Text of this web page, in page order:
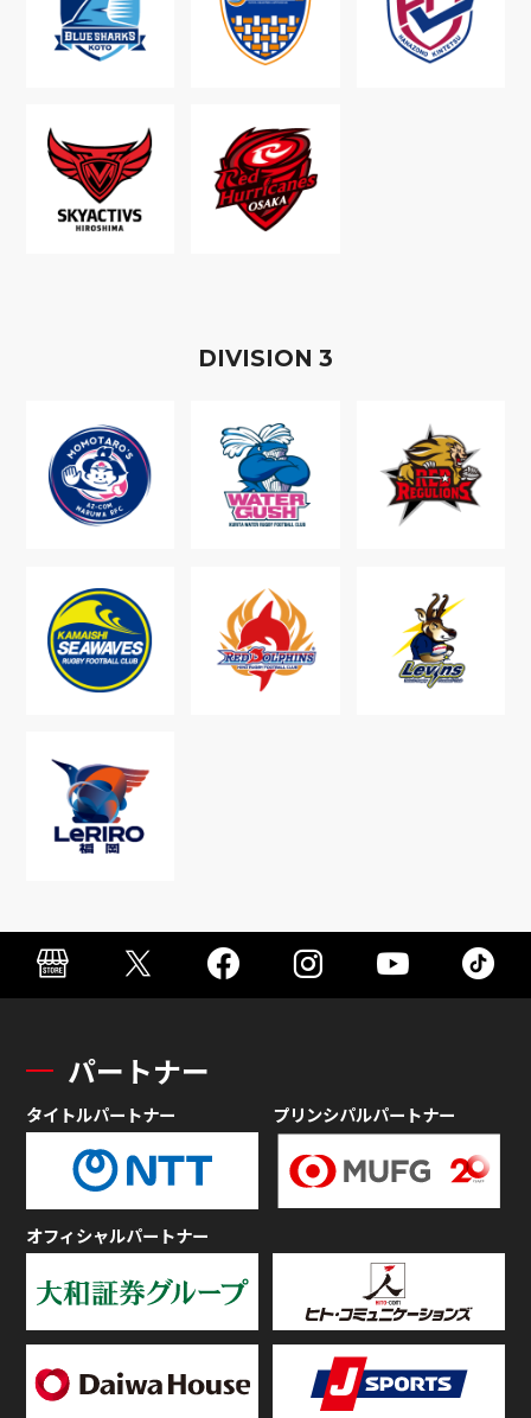
DIVISION 3
パートナー
タイトルパートナー プリンシパルパートナー
オフィシャルパートナー